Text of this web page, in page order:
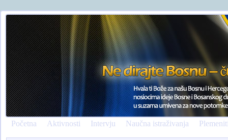
Početna Aktivnosti Intervju Naučna istraživanja